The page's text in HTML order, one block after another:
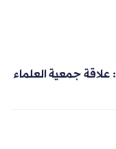
علاقة جمعية العلماء